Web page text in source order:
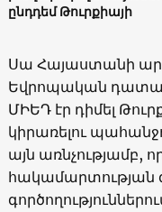
ընդդեմ Թուրքիայի
Սա Հայաստանի
Եվրոպական
ՄԻԵԴ էր դիմել
կիրառելու
այն առնչությամբ,
հակամարտության